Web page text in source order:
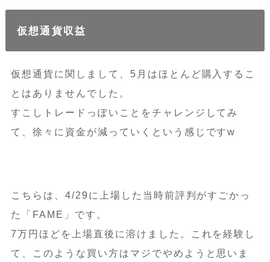
仮想通貨収益
仮想通貨に関しまして、5月はほとんど購入するこ
とはありませんでした。
すこしトレードっぽいことをチャレンジしてみ
て、徐々に資金が減っていくという感じですw
こちらは、4/29に上場した当時前評判がすごかっ
た「FAME」です。
7万円ほどを上場直後に溶けました。これを経験し
て、このような買い方はマジでやめようと思いま